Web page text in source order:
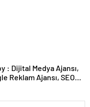
Reklam Ajansı, SEO